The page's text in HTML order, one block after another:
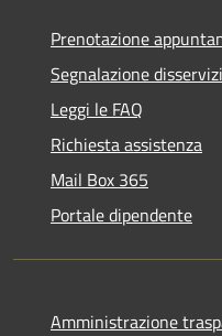
Prenotazione
Segnalazione
Leggi le FAQ
Richiesta assistenza
Mail Box 365
Portale dipendente
Amministrazione